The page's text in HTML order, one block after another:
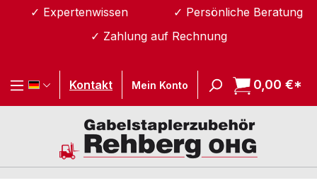
Zum Hauptinhalt springen
✓ Expertenwissen
✓ Persönliche Beratung
✓ Zahlung auf Rechnung
Kontakt Mein Konto 0,00 €*